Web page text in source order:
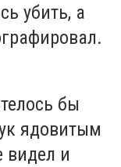
убить, а
бы
ядовитым
видел и